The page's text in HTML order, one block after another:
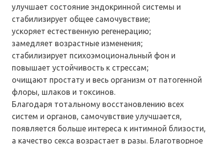
улучшает состояние эндокринной системы и
стабилизирует общее самочувствие;
ускоряет естественную регенерацию;
замедляет возрастные изменения;
стабилизирует психоэмоциональный фон и
повышает устойчивость к стрессам;
очищают простату и весь организм от патогенной
флоры, шлаков и токсинов.
Благодаря тотальному восстановлению всех
систем и органов, самочувствие улучшается,
появляется больше интереса к интимной близости,
а качество секса возрастает в разы. Благотворное